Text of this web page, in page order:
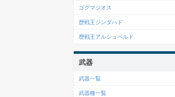
ゴグマジオス
歴戦王ジンダハド
歴戦王アルシュベルド
武器
武器一覧
武器種一覧